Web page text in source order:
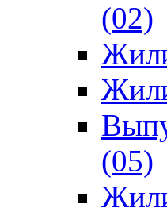
(02)
(05)